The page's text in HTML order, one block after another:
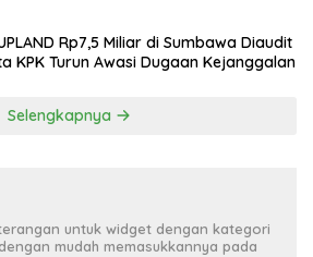
Rp7,5 Miliar di Sumbawa Diaudit
KPK Turun Awasi Dugaan Kejanggalan
Selengkapnya
untuk widget dengan kategori
mudah memasukkannya pada